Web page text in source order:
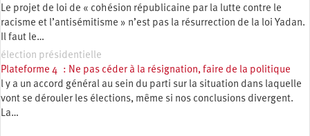
Le projet de loi de « cohésion républicaine par la lutte contre le
racisme et l’antisémitisme » n’est pas la résurrection de la loi Yadan.
Il faut le…
élection présidentielle
Plateforme 4 : Ne pas céder à la résignation, faire de la politique
l y a un accord général au sein du parti sur la situation dans laquelle
vont se dérouler les élections, même si nos conclusions divergent.
La…